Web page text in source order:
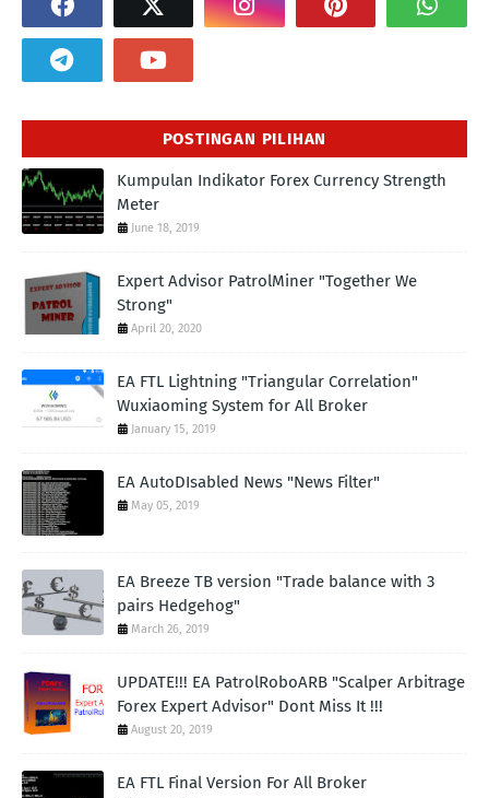
POSTINGAN PILIHAN
Kumpulan Indikator Forex Currency Strength
Meter
June 18, 2019
Expert Advisor PatrolMiner "Together We
Strong"
April 20, 2020
EA FTL Lightning "Triangular Correlation"
Wuxiaoming System for All Broker
January 15, 2019
EA AutoDIsabled News "News Filter"
May 05, 2019
EA Breeze TB version "Trade balance with 3
pairs Hedgehog"
March 26, 2019
UPDATE!!! EA PatrolRoboARB "Scalper Arbitrage
Forex Expert Advisor" Dont Miss It !!!
August 20, 2019
EA FTL Final Version For All Broker